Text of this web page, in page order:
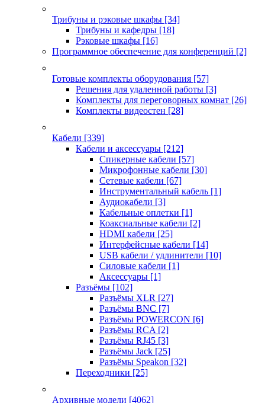
Трибуны и рэковые шкафы [34]
Трибуны и кафедры [18]
Рэковые шкафы [16]
Программное обеспечение для конференций [2]
Готовые комплекты оборудования [57]
Решения для удаленной работы [3]
Комплекты для переговорных комнат [26]
Комплекты видеостен [28]
Кабели [339]
Кабели и аксессуары [212]
Спикерные кабели [57]
Микрофонные кабели [30]
Сетевые кабели [67]
Инструментальный кабель [1]
Аудиокабели [3]
Кабельные оплетки [1]
Коаксиальные кабели [2]
HDMI кабели [25]
Интерфейсные кабели [14]
USB кабели / удлинители [10]
Силовые кабели [1]
Аксессуары [1]
Разъёмы [102]
Разъёмы XLR [27]
Разъёмы BNC [7]
Разъёмы POWERCON [6]
Разъёмы RCA [2]
Разъёмы RJ45 [3]
Разъёмы Jack [25]
Разъёмы Speakon [32]
Переходники [25]
Архивные модели [4062]